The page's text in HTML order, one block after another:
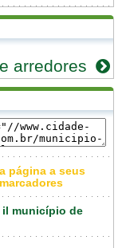
arredores
página a seus
il município de